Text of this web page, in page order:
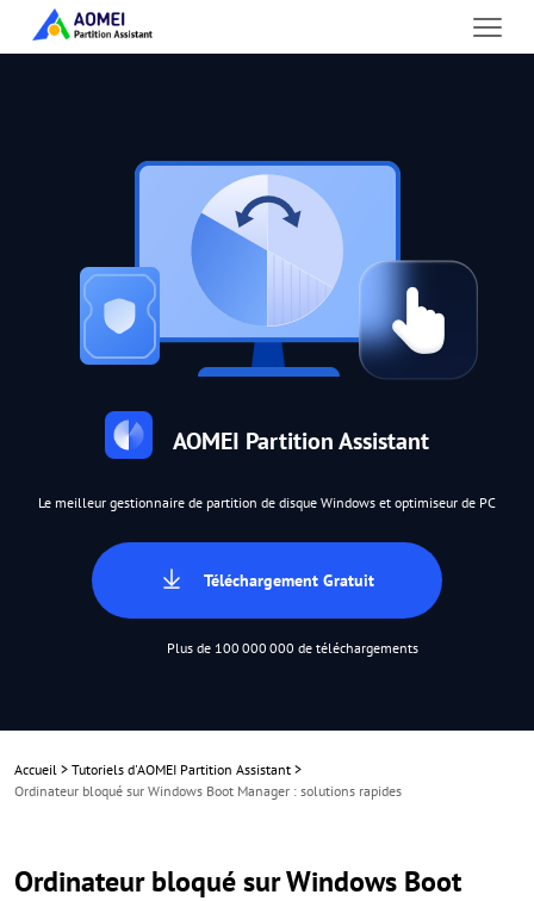
AOMEI Partition Assistant
Le meilleur gestionnaire de partition de disque Windows et optimiseur de PC
Téléchargement Gratuit
Plus de 100 000 000 de téléchargements
Accueil > Tutoriels d'AOMEI Partition Assistant >
Ordinateur bloqué sur Windows Boot Manager : solutions rapides
Ordinateur bloqué sur Windows Boot